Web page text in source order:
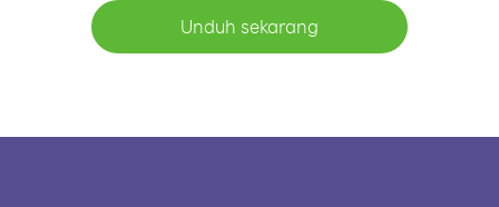
Unduh sekarang